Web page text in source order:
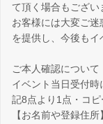
て頂く場合もござい
お客様には大変ご
を提供し、今後もイ
ご本人確認について
イベント当日受付
記8点より1点・コ
【お名前や登録住